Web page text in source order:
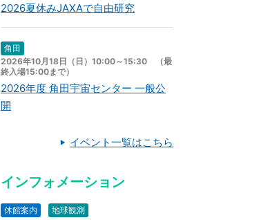
2026夏休みJAXAで自由研究
角田
2026年10月18日（日）10:00～15:30 （最
終入場15:00まで）
2026年度 角田宇宙センター 一般公
開
イベント一覧はこちら
インフォメーション
休館案内
地球観測